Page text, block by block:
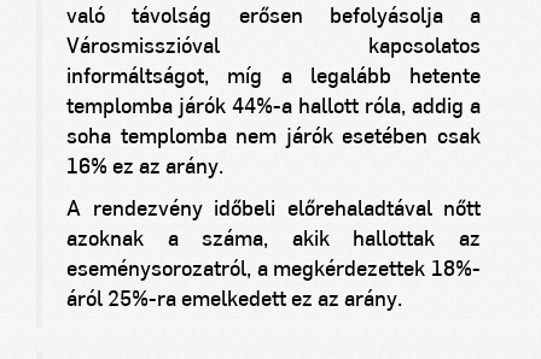
való távolság erősen befolyásolja a
Városmisszióval kapcsolatos
informáltságot, míg a legalább hetente
templomba járók 44%-a hallott róla, addig a
soha templomba nem járók esetében csak
16% ez az arány.
A rendezvény időbeli előrehaladtával nőtt
azoknak a száma, akik hallottak az
eseménysorozatról, a megkérdezettek 18%-
áról 25%-ra emelkedett ez az arány.